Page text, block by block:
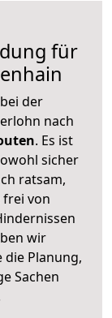
für
der
nach
. Es ist
sicher
ratsam,
frei von
wir
Planung,
Sachen